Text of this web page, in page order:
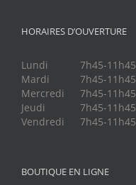
HORAIRES D’OUVERTURE
Lundi 7h45-11h45
Mardi
7h45-11h45
Mercredi
7h45-11h45
Jeudi
7h45-11h45
Vendredi
7h45-11h45
BOUTIQUE EN LIGNE